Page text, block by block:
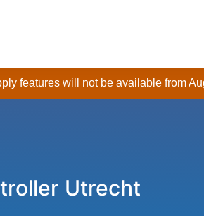
features will not be available from
Utrecht